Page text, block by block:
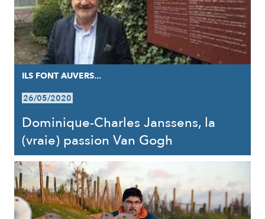
ILS FONT AUVERS...
26/05/2020
Dominique-Charles Janssens, la
(vraie) passion Van Gogh